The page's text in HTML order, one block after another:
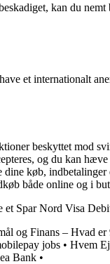
kan du
et internationalt
beskyttet mod
og du kan
køb, indbetalinger
både online og i
Spar Nord Visa
og Finans – Hvad
jobs • Hvem
Bank •